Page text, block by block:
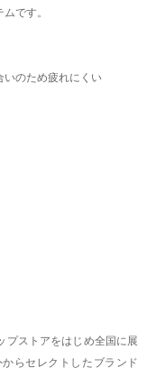
です。
いのため疲れにくい
プストアをはじめ全国に展
らセレクトしたブランド